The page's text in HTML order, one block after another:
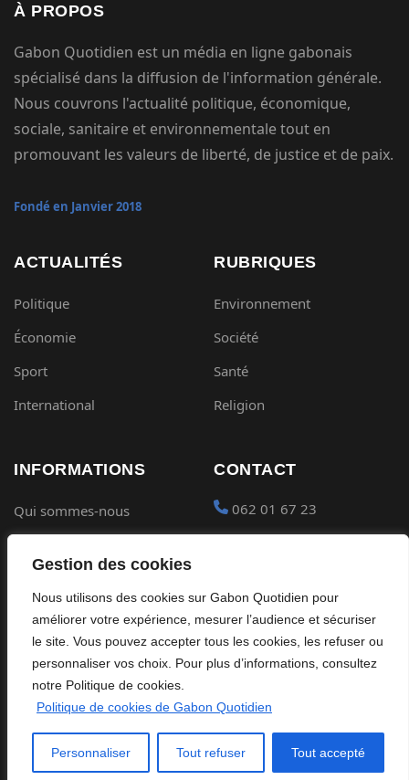
Gestion des cookies
Nous utilisons des cookies sur Gabon Quotidien pour
améliorer votre expérience, mesurer l’audience et sécuriser
le site. Vous pouvez accepter tous les cookies, les refuser ou
personnaliser vos choix. Pour plus d’informations, consultez
notre Politique de cookies.
Politique de cookies de Gabon Quotidien
Personnaliser Tout refuser Tout accepté
À PROPOS
Gabon Quotidien est un média en ligne gabonais
spécialisé dans la diffusion de l'information générale.
Nous couvrons l'actualité politique, économique,
sociale, sanitaire et environnementale tout en
promouvant les valeurs de liberté, de justice et de paix.
Fondé en Janvier 2018
ACTUALITÉS
Politique
Économie
Sport
International
RUBRIQUES
Environnement
Société
Santé
Religion
INFORMATIONS
Qui sommes-nous
Confidentialité
Cookies
CONTACT
062 01 67 23
Placer une Pub
Devenir partenaire
©2026Gabon Quotidien. Tous droits réservés.
Site édité par Global Streaming Africa